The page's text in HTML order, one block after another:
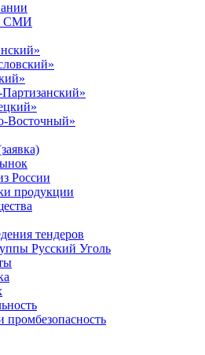
СМИ
Восточный»
России
продукции
тендеров
Русский Уголь
промбезопасность